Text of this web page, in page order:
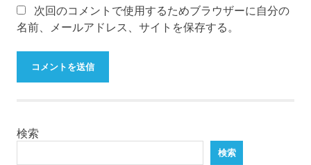
次回のコメントで使用するためブラウザーに自分の
名前、メールアドレス、サイトを保存する。
検索
検索